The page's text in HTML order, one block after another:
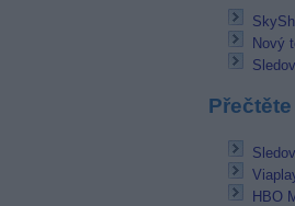
Nový
Přečtěte
HBO